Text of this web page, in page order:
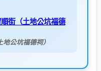
街（土地公坑福德
公坑福德祠）